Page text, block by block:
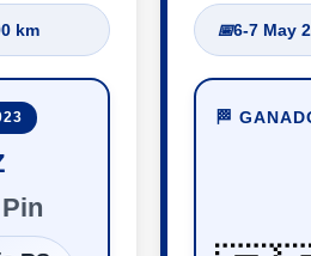
km 📅6-7 May
🏁